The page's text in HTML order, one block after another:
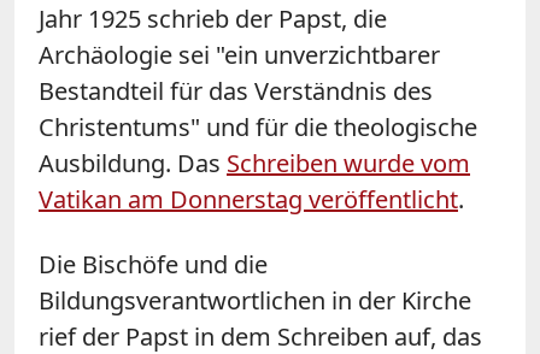
Jahr 1925 schrieb der Papst, die
Archäologie sei "ein unverzichtbarer
Bestandteil für das Verständnis des
Christentums" und für die theologische
Ausbildung. Das Schreiben wurde vom
Vatikan am Donnerstag veröffentlicht.
Die Bischöfe und die
Bildungsverantwortlichen in der Kirche
rief der Papst in dem Schreiben auf, das